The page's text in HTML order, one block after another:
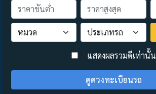
> แสดงผลรวมดีเท่านั้น
ดูดวงทะเบียนรถ